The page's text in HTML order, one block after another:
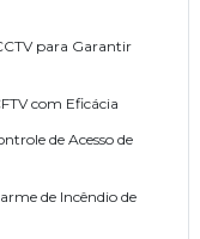
para Garantir
com Eficácia
de Acesso de
de Incêndio de